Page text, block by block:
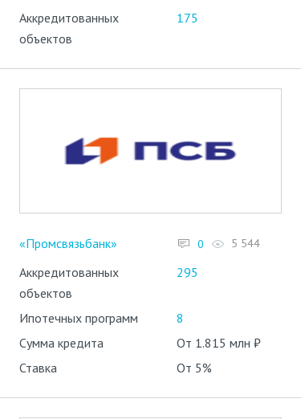
Аккредитованных
объектов
175
«Промсвязьбанк» 0 5 544
Аккредитованных
объектов
295
Ипотечных программ
8
Сумма кредита
От 1.815 млн ₽
Ставка
От 5%